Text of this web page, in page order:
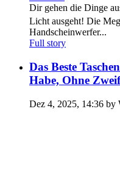
Dir gehen die Dinge
Licht ausgeht! Die
Handscheinwerfer...
Full story
Das Beste
Habe, Ohne
Dez 4, 2025, 14:36 by